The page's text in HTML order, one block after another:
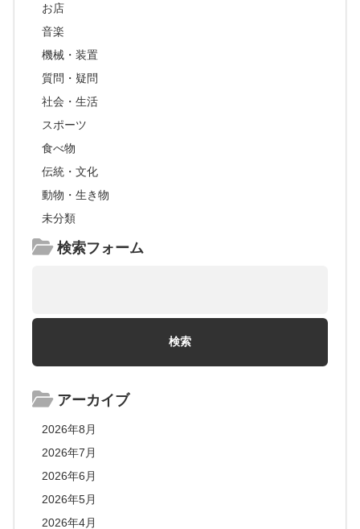
お店
音楽
機械・装置
質問・疑問
社会・生活
スポーツ
食べ物
伝統・文化
動物・生き物
未分類
検索フォーム
アーカイブ
2026年8月
2026年7月
2026年6月
2026年5月
2026年4月